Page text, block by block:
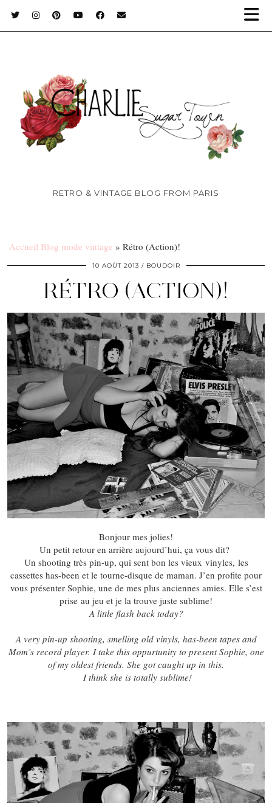
RETRO & VINTAGE BLOG FROM PARIS
Accueil Blog mode vintage » Rétro (Action)!
10 AOÛT 2013 BOUDOIR
RÉTRO (ACTION)!
Bonjour mes jolies!
Un petit retour en arrière aujourd’hui, ça vous dit?
Un shooting très pin-up, qui sent bon les vieux vinyles, les
cassettes has-been et le tourne-disque de maman. J’en profite pour
vous présenter Sophie, une de mes plus anciennes amies. Elle s’est
prise au jeu et je la trouve juste sublime!
A little flash back today?
A very pin-up shooting, smelling old vinyls, has-been tapes and
Mom’s record player. I take this oppurtunity to present Sophie, one
of my oldest friends. She got caught up in this.
I think she is totally sublime!